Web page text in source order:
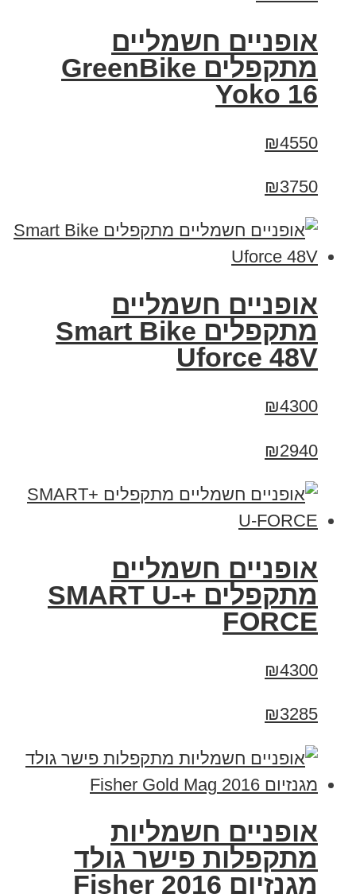
‏אופניים חשמליים
‏מתקפלים GreenBike
Yoko 16
₪4550
₪3750
אופניים חשמליים
מתקפלים Smart Bike
Uforce 48V
₪4300
₪2940
אופניים חשמליים
מתקפלים +SMART U-
FORCE
₪4300
₪3285
אופניים חשמליות
מתקפלות פישר גולד
מגנזיום 2016 Fisher